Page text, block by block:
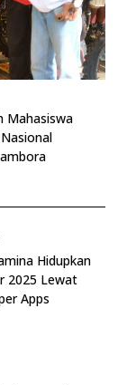
Mahasiswa
Hidupkan
2025 Lewat
Apps